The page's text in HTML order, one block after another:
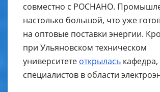
совместно с РОСНАНО.
настолько большой, что уже
на оптовые поставки энергии.
при Ульяновском техническом
университете открылась кафедра,
специалистов в области